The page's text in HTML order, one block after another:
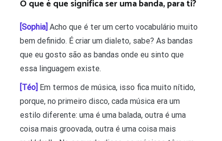
O que é que significa ser uma banda, para ti?
[Sophia] Acho que é ter um certo vocabulário muito
bem definido. É criar um dialeto, sabe? As bandas
que eu gosto são as bandas onde eu sinto que
essa linguagem existe.
[Téo] Em termos de música, isso fica muito nítido,
porque, no primeiro disco, cada música era um
estilo diferente: uma é uma balada, outra é uma
coisa mais groovada, outra é uma coisa mais